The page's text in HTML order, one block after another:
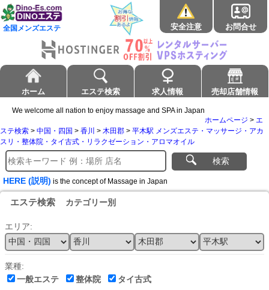
全国メンズエステ 安全注意 お問合せ
ホーム エステ検索 求人情報 売却店舗情報
We welcome all nation to enjoy massage and SPA in Japan
ホームページ > エ
ステ検索 > 中国・四国 > 香川 > 木田郡 > 平木駅 メンズエステ・マッサージ・アカ
スリ・整体院・タイ古式・リラクゼーション・アロマオイル
検索
HERE (説明) is the concept of Massage in Japan
エステ検索 カテゴリー別
エリア:
業種:
一般エステ
整体院 タイ古式